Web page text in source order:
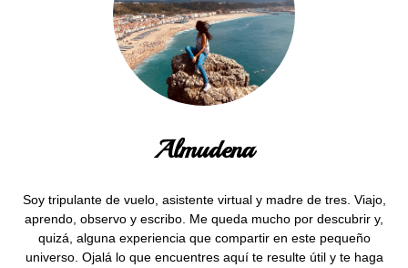
Almudena
Soy tripulante de vuelo, asistente virtual y madre de tres. Viajo,
aprendo, observo y escribo. Me queda mucho por descubrir y,
quizá, alguna experiencia que compartir en este pequeño
universo. Ojalá lo que encuentres aquí te resulte útil y te haga